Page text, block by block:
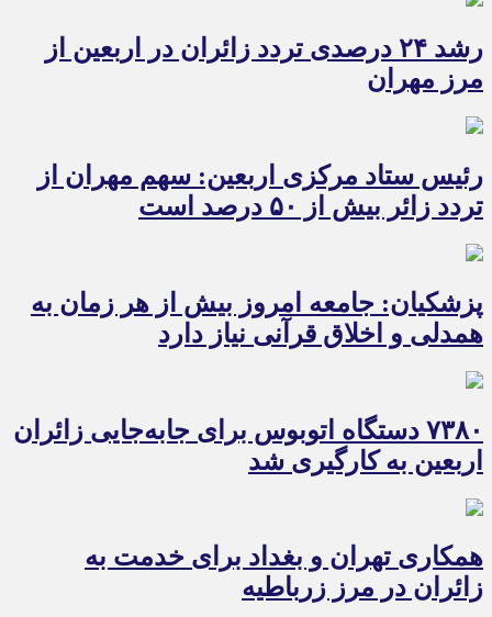
رشد ۲۴ درصدی تردد زائران در اربعین از
مرز مهران
رئیس ستاد مرکزی اربعین: سهم مهران از
تردد زائر بیش از ۵۰ درصد است
پزشکیان: جامعه امروز بیش از هر زمان به
همدلی و اخلاق قرآنی نیاز دارد
۷۳۸۰ دستگاه اتوبوس برای جابه‌جایی زائران
اربعین به‌ کارگیری شد
همکاری تهران و بغداد برای خدمت به
زائران در مرز زرباطیه